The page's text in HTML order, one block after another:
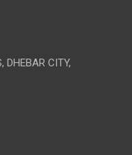
DHEBAR CITY,